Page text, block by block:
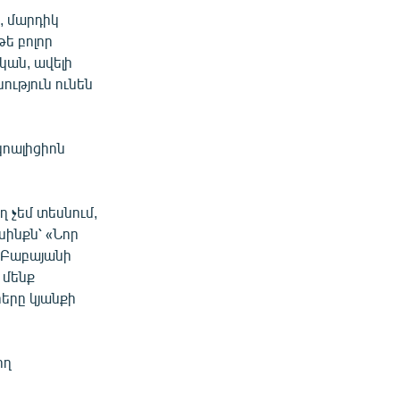
մարդիկ
բոլոր
ավելի
ունեն
չեմ տեսնում,
«Նոր
Բաբայանի
կյանքի